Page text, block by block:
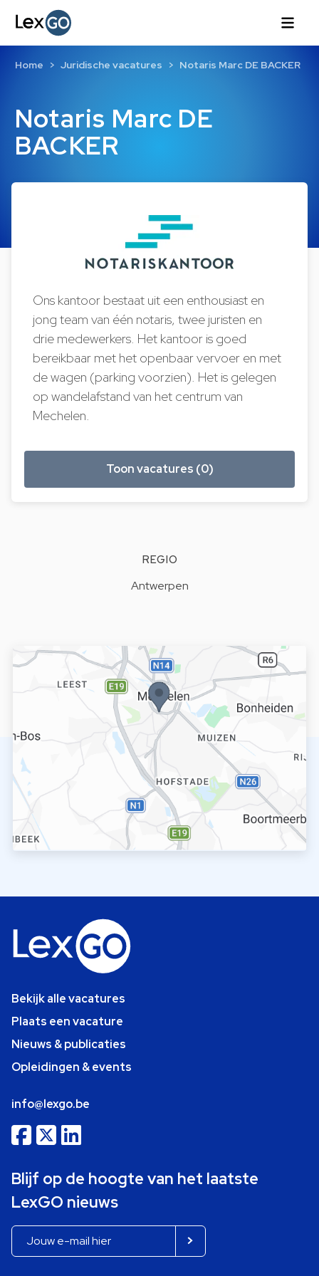
Notaris Marc DE
BACKER
Home Juridische vacatures Notaris Marc DE BACKER
Ons kantoor bestaat uit een enthousiast en
jong team van één notaris, twee juristen en
drie medewerkers. Het kantoor is goed
bereikbaar met het openbaar vervoer en met
de wagen (parking voorzien). Het is gelegen
op wandelafstand van het centrum van
Mechelen.
Toon vacatures (0)
REGIO
Antwerpen
Bekijk alle vacatures
Plaats een vacature
Nieuws & publicaties
Opleidingen & events
info@lexgo.be
Blijf op de hoogte van het laatste
LexGO nieuws